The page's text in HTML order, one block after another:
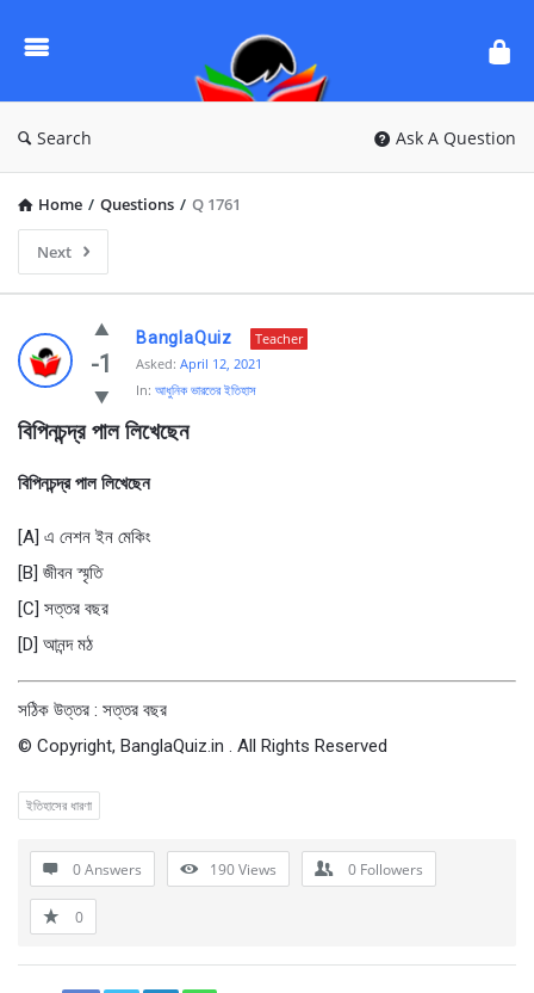
Questions
Search Ask A Question
Home / Questions / Q 1761
Next
Ask
Questions
BanglaQuiz
Latest
-1
BanglaQuiz
Teacher
Asked: April 12, 2021
In: আধুনিক ভারতের ইতিহাস
বিপিনচন্দ্র পাল লিখেছেন
বিপিনচন্দ্র পাল লিখেছেন
[A] এ নেশন ইন মেকিং
[B] জীবন স্মৃতি
[C] সত্তর বছর
[D] আনন্দ মঠ
সঠিক উত্তর : সত্তর বছর
© Copyright, BanglaQuiz.in . All Rights Reserved
ইতিহাসের ধারণা
0 Answers 190Views 0 Followers
0